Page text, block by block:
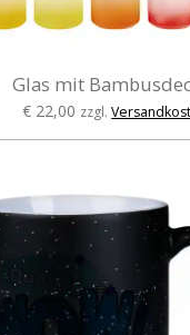
Glas mit
€ 22,00 zzgl.